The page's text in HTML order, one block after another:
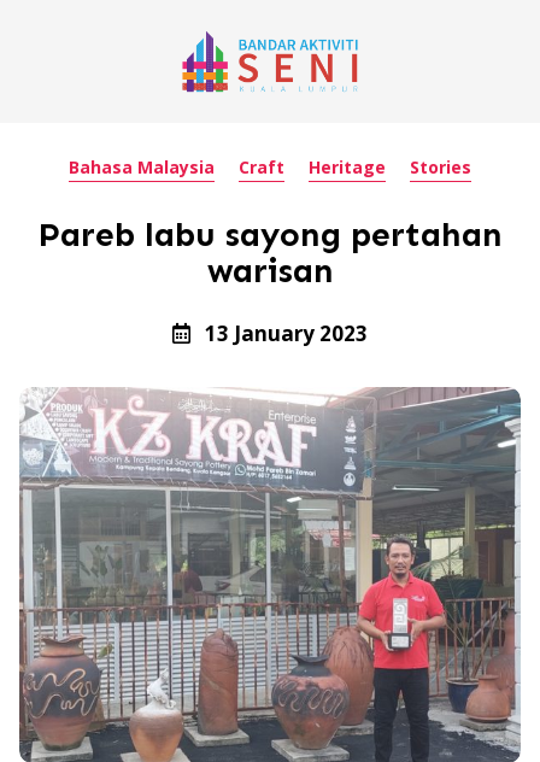
Bahasa Malaysia Craft Heritage Stories
Pareb labu sayong pertahan
warisan
13 January 2023